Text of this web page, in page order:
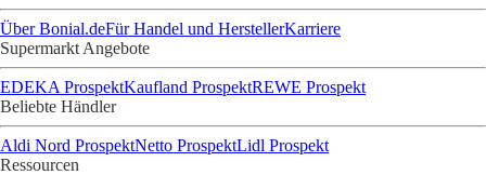
Über Bonial.deFür Handel und HerstellerKarriere
Supermarkt Angebote
EDEKA ProspektKaufland ProspektREWE Prospekt
Beliebte Händler
Aldi Nord ProspektNetto ProspektLidl Prospekt
Ressourcen